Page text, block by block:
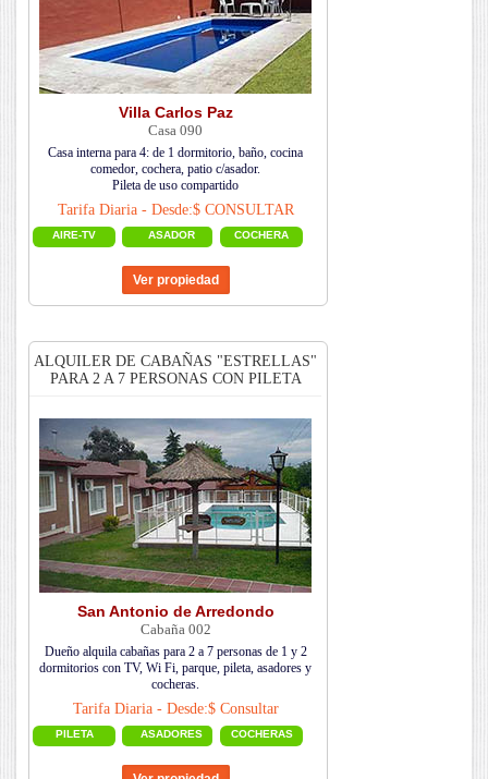
Villa Carlos Paz
Casa 090
Casa interna para 4: de 1 dormitorio, baño, cocina
comedor, cochera, patio c/asador.
Pileta de uso compartido
Tarifa Diaria - Desde:$ CONSULTAR
AIRE-TV ASADOR COCHERA
ALQUILER DE CABAÑAS "ESTRELLAS"
PARA 2 A 7 PERSONAS CON PILETA
San Antonio de Arredondo
Cabaña 002
Dueño alquila cabañas para 2 a 7 personas de 1 y 2
dormitorios con TV, Wi Fi, parque, pileta, asadores y
cocheras.
Tarifa Diaria - Desde:$ Consultar
PILETA ASADORES COCHERAS